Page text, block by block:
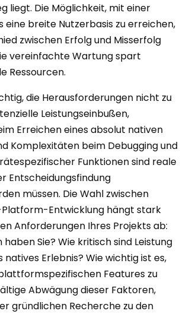
liegt. Die Möglichkeit, mit einer
eine breite Nutzerbasis zu erreichen,
zwischen Erfolg und Misserfolg
vereinfachte Wartung spart
Ressourcen.
die Herausforderungen nicht zu
Leistungseinbußen,
Erreichen eines absolut nativen
Komplexitäten beim Debugging und
Funktionen sind reale
Entscheidungsfindung
müssen. Die Wahl zwischen
Entwicklung hängt stark
Anforderungen Ihres Projekts ab:
Sie? Wie kritisch sind Leistung
natives Erlebnis? Wie wichtig ist es,
Features zu
Abwägung dieser Faktoren,
gründlichen Recherche zu den